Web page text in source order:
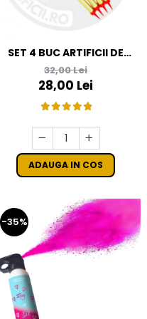
SET 4 BUC ARTIFICII DE
TORT 30 CM - 120 SECUNDE
32,00 Lei
28,00 Lei
ADAUGA IN COS
-35%